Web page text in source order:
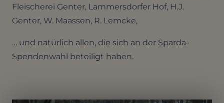
Fleischerei Genter, Lammersdorfer Hof, H.J.
Genter, W. Maassen, R. Lemcke,
… und natürlich allen, die sich an der Sparda-
Spendenwahl beteiligt haben.